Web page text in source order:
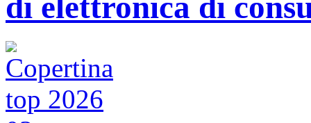
di elettronica di